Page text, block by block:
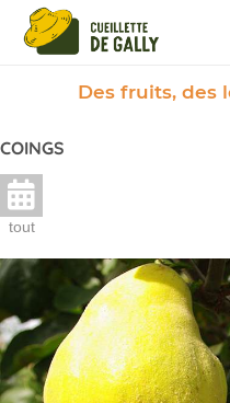
Des fruits, des
COINGS
tout
Panneau de gestion des